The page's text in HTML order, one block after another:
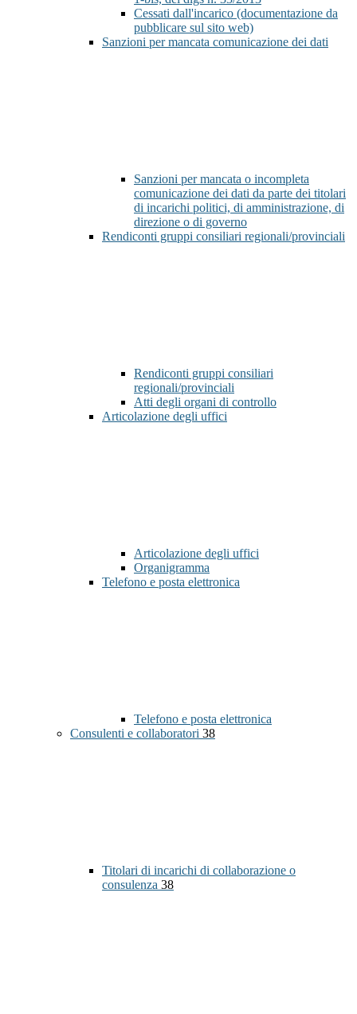
Cessati dall'incarico (documentazione da
pubblicare sul sito web)
Sanzioni per mancata comunicazione dei dati
Sanzioni per mancata o incompleta
comunicazione dei dati da parte dei titolari
di incarichi politici, di amministrazione, di
direzione o di governo
Rendiconti gruppi consiliari regionali/provinciali
Rendiconti gruppi consiliari
regionali/provinciali
Atti degli organi di controllo
Articolazione degli uffici
Articolazione degli uffici
Organigramma
Telefono e posta elettronica
Telefono e posta elettronica
Consulenti e collaboratori 38
Titolari di incarichi di collaborazione o
consulenza 38